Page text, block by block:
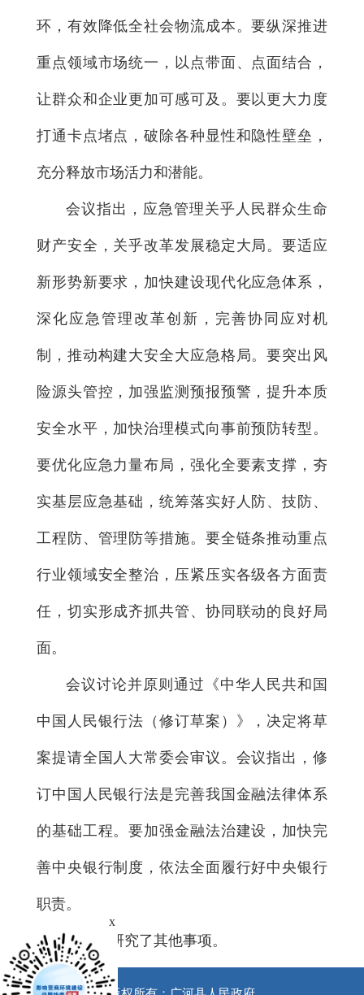
环，有效降低全社会物流成本。要纵深推进
重点领域市场统一，以点带面、点面结合，
让群众和企业更加可感可及。要以更大力度
打通卡点堵点，破除各种显性和隐性壁垒，
充分释放市场活力和潜能。
会议指出，应急管理关乎人民群众生命
财产安全，关乎改革发展稳定大局。要适应
新形势新要求，加快建设现代化应急体系，
深化应急管理改革创新，完善协同应对机
制，推动构建大安全大应急格局。要突出风
险源头管控，加强监测预报预警，提升本质
安全水平，加快治理模式向事前预防转型。
要优化应急力量布局，强化全要素支撑，夯
实基层应急基础，统筹落实好人防、技防、
工程防、管理防等措施。要全链条推动重点
行业领域安全整治，压紧压实各级各方面责
任，切实形成齐抓共管、协同联动的良好局
面。
会议讨论并原则通过《中华人民共和国
中国人民银行法（修订草案）》，决定将草
案提请全国人大常委会审议。会议指出，修
订中国人民银行法是完善我国金融法律体系
的基础工程。要加强金融法治建设，加快完
善中央银行制度，依法全面履行好中央银行
职责。
会议还研究了其他事项。
x